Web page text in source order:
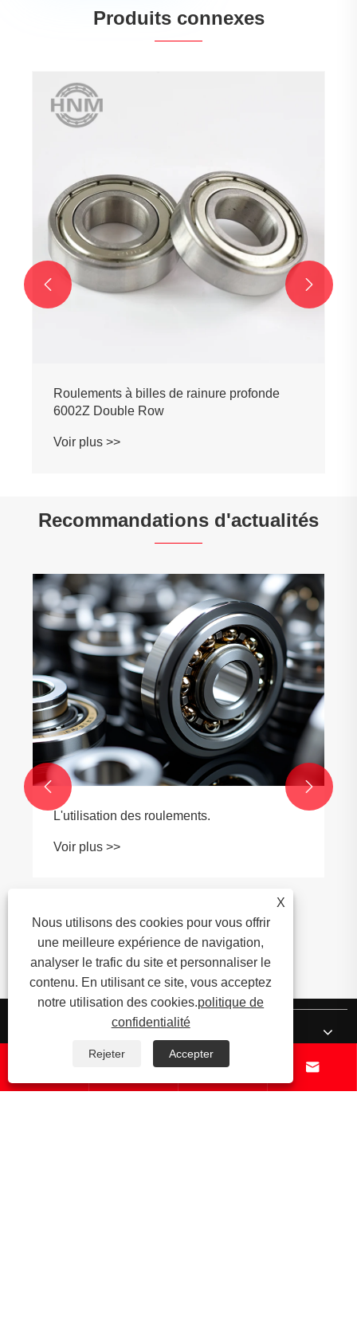
Produits connexes
Roulements à billes de rainure profonde
6002Z Double Row
Voir plus >>
 
Recommandations d'actualités
L'utilisation des roulements.
Voir plus >>
 
À propos de nous
Produits
 
X
Nous utilisons des cookies pour vous offrir
une meilleure expérience de navigation,
analyser le trafic du site et personnaliser le
contenu. En utilisant ce site, vous acceptez
notre utilisation des cookies.politique de
confidentialité
Rejeter Accepter